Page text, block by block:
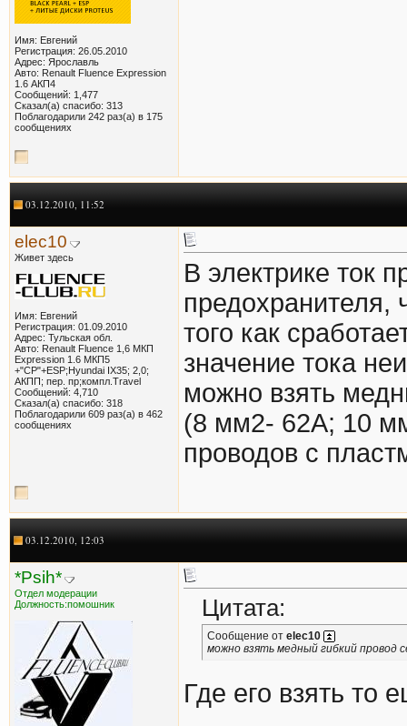
Имя: Евгений
Регистрация: 26.05.2010
Адрес: Ярославль
Авто: Renault Fluence Expression
1.6 АКП4
Сообщений: 1,477
Сказал(а) спасибо: 313
Поблагодарили 242 раз(а) в 175
сообщениях
03.12.2010, 11:52
elec10
Живет здесь
Имя: Евгений
Регистрация: 01.09.2010
Адрес: Тульская обл.
Авто: Renault Fluence 1,6 МКП
Expression 1.6 МКП5
+"СР"+ESP;Hyundai IX35; 2,0;
АКПП; пер. пр;компл.Travel
Сообщений: 4,710
Сказал(а) спасибо: 318
Поблагодарили 609 раз(а) в 462
сообщениях
В электрике ток
предохранителя,
того как
значение тока
можно взять
(8 мм2- 62А; 10
проводов с
03.12.2010, 12:03
*Psih*
Отдел модерации
Должность:помошник
Цитата:
Сообщение от elec10
можно взять медный гибкий провод
Где его взять то